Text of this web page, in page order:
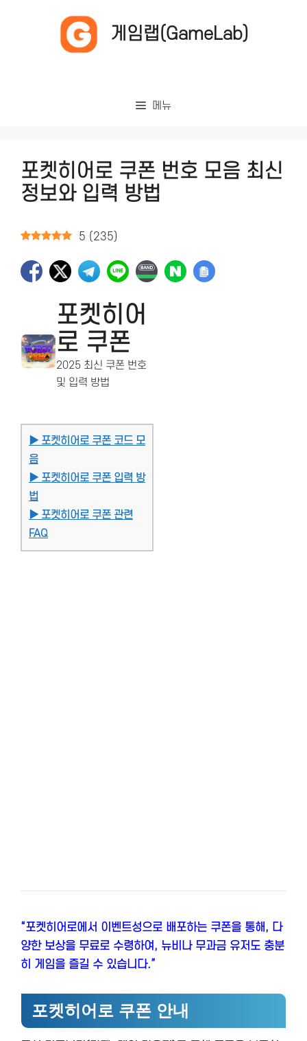
게임랩(GameLab)
메뉴
포켓히어로 쿠폰 번호 모음 최신
정보와 입력 방법
5 ( 235)
포켓히어
로 쿠폰
2025 최신 쿠폰 번호
및 입력 방법
▶ 포켓히어로 쿠폰 코드 모
음
▶ 포켓히어로 쿠폰 입력 방
법
▶ 포켓히어로 쿠폰 관련
FAQ
“포켓히어로에서 이벤트성으로 배포하는 쿠폰을 통해, 다
양한 보상을 무료로 수령하여, 뉴비나 무과금 유저도 충분
히 게임을 즐길 수 있습니다.”
포켓히어로 쿠폰 안내